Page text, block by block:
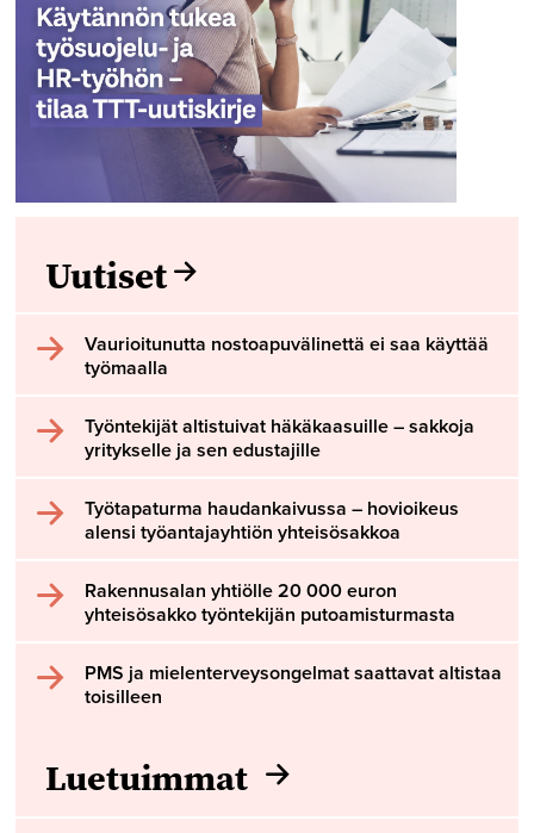
Uutiset
Vaurioitunutta nostoapuvälinettä ei saa käyttää
työmaalla
Työntekijät altistuivat häkäkaasuille – sakkoja
yritykselle ja sen edustajille
Työtapaturma haudankaivussa – hovioikeus
alensi työantajayhtiön yhteisösakkoa
Rakennusalan yhtiölle 20 000 euron
yhteisösakko työntekijän putoamisturmasta
PMS ja mielenterveysongelmat saattavat altistaa
toisilleen
Luetuimmat